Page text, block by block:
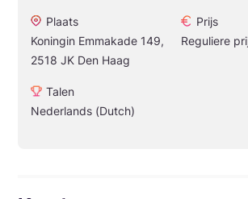
Plaats
Koningin Emmakade 149,
2518 JK Den Haag
Prijs
Reguliere
Talen
Nederlands (Dutch)